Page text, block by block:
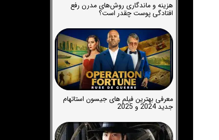
هزینه و ماندگاری روش‌های مدرن رفع
افتادگی پوست چقدر است؟
معرفی بهترین فیلم های جیسون استاتهام
جدید 2024 و 2025